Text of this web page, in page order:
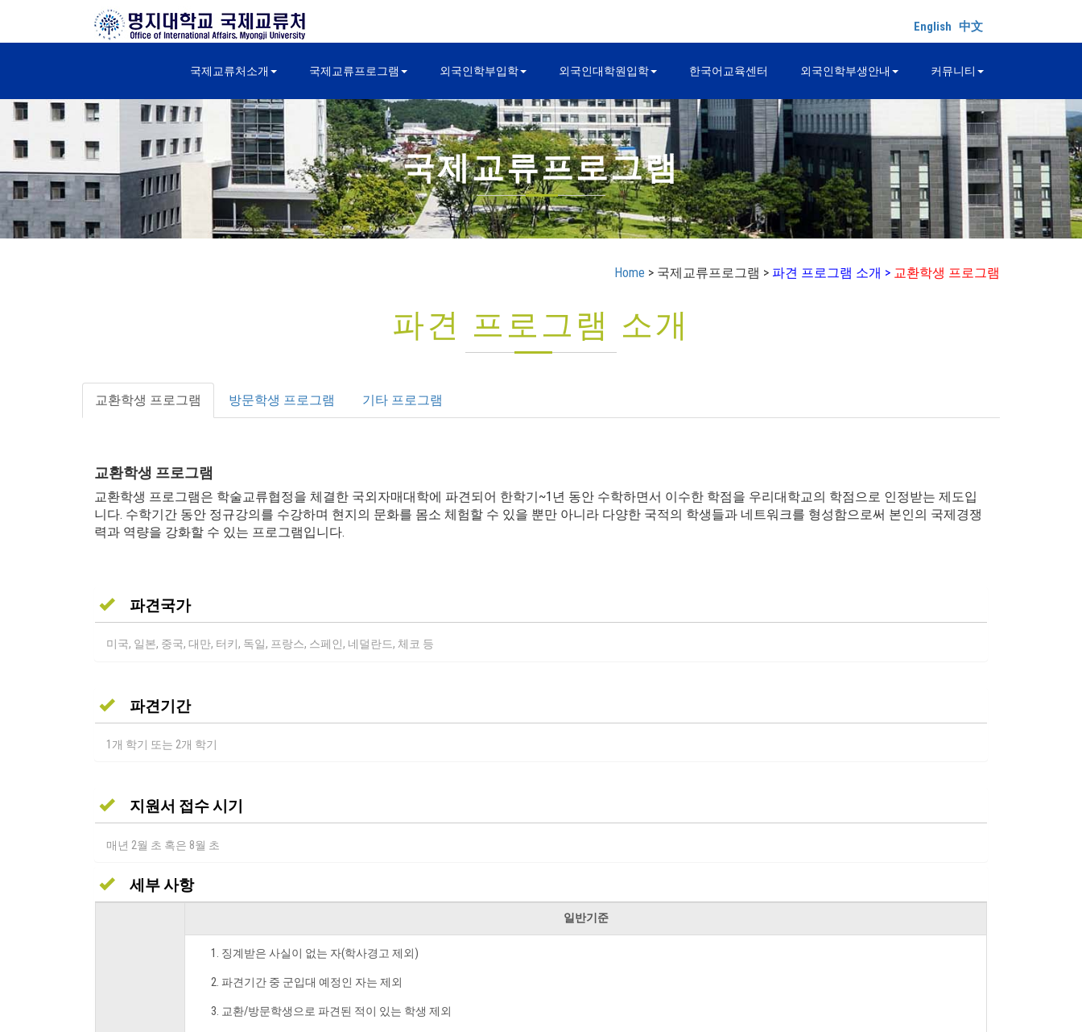
English 中文
국제교류처소개 국제교류프로그램 외국인학부입학 외국인대학원입학 한국어교육센터 외국인학부생안내 커뮤니티
국제교류프로그램
Home > 국제교류프로그램 > 파견 프로그램 소개 > 교환학생 프로그램
파견 프로그램 소개
교환학생 프로그램 방문학생 프로그램 기타 프로그램
교환학생 프로그램
교환학생 프로그램은 학술교류협정을 체결한 국외자매대학에 파견되어 한학기~1년 동안 수학하면서 이수한 학점을 우리대학교의 학점으로 인정받는 제도입
니다. 수학기간 동안 정규강의를 수강하며 현지의 문화를 몸소 체험할 수 있을 뿐만 아니라 다양한 국적의 학생들과 네트워크를 형성함으로써 본인의 국제경쟁
력과 역량을 강화할 수 있는 프로그램입니다.
파견국가
미국, 일본, 중국, 대만, 터키, 독일, 프랑스, 스페인, 네덜란드, 체코 등
파견기간
1개 학기 또는 2개 학기
지원서 접수 시기
매년 2월 초 혹은 8월 초
세부 사항
일반기준
징계받은 사실이 없는 자(학사경고 제외)
파견기간 중 군입대 예정인 자는 제외
교환/방문학생으로 파견된 적이 있는 학생 제외